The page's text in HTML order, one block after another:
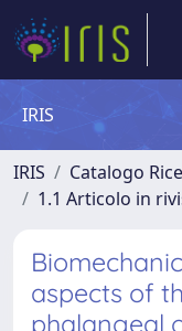
IRIS
IRIS Catalogo
1.1 Articolo in
aspects of
phalangeal